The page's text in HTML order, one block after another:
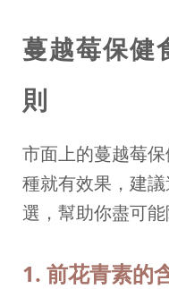
蔓越莓保健
則
市面上的蔓越莓
種就有效果，建
選，幫助你盡可能
1. 前花青素的